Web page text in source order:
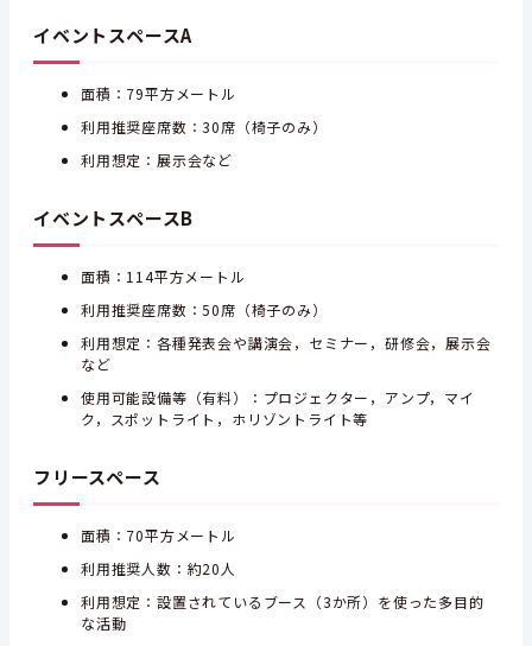
イベントスペースA
面積：79平方メートル
利用推奨座席数：30席（椅子のみ）
利用想定：展示会など
イベントスペースB
面積：114平方メートル
利用推奨座席数：50席（椅子のみ）
利用想定：各種発表会や講演会，セミナー，研修会，展示会
など
使用可能設備等（有料）：プロジェクター，アンプ，マイ
ク，スポットライト，ホリゾントライト等
フリースペース
面積：70平方メートル
利用推奨人数：約20人
利用想定：設置されているブース（3か所）を使った多目的
な活動